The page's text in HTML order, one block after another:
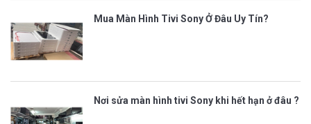
Mua Màn Hình Tivi Sony Ở Đâu Uy Tín?
Nơi sửa màn hình tivi Sony khi hết hạn ở đâu ?